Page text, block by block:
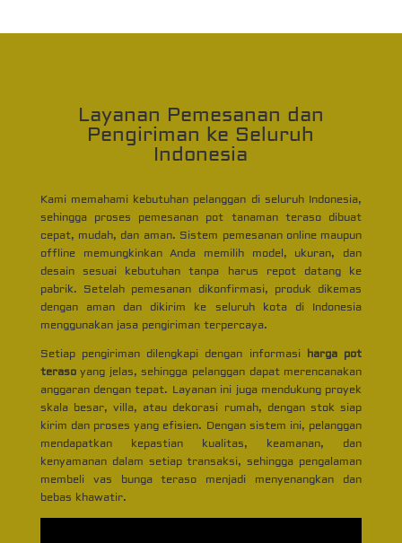
Layanan Pemesanan dan
Pengiriman ke Seluruh
Indonesia
Kami memahami kebutuhan pelanggan di seluruh Indonesia,
sehingga proses pemesanan pot tanaman teraso dibuat
cepat, mudah, dan aman. Sistem pemesanan online maupun
offline memungkinkan Anda memilih model, ukuran, dan
desain sesuai kebutuhan tanpa harus repot datang ke
pabrik. Setelah pemesanan dikonfirmasi, produk dikemas
dengan aman dan dikirim ke seluruh kota di Indonesia
menggunakan jasa pengiriman terpercaya.
Setiap pengiriman dilengkapi dengan informasi harga pot
terasoyang jelas, sehingga pelanggan dapat merencanakan
anggaran dengan tepat. Layanan ini juga mendukung proyek
skala besar, villa, atau dekorasi rumah, dengan stok siap
kirim dan proses yang efisien. Dengan sistem ini, pelanggan
mendapatkan kepastian kualitas, keamanan, dan
kenyamanan dalam setiap transaksi, sehingga pengalaman
membeli vas bunga teraso menjadi menyenangkan dan
bebas khawatir.